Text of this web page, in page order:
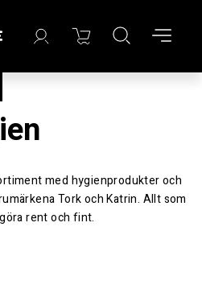
med hygienprodukter och
Tork och Katrin. Allt som
rent och fint.